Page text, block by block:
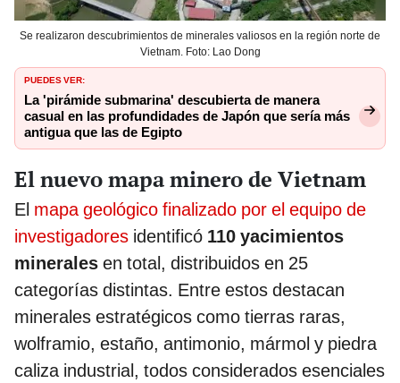
Se realizaron descubrimientos de minerales valiosos en la región norte de
Vietnam. Foto: Lao Dong
PUEDES VER:
La 'pirámide submarina' descubierta de manera
casual en las profundidades de Japón que sería más
antigua que las de Egipto
El nuevo mapa minero de Vietnam
El mapa geológico finalizado por el equipo de
investigadores identificó 110 yacimientos
minerales en total, distribuidos en 25
categorías distintas. Entre estos destacan
minerales estratégicos como tierras raras,
wolframio, estaño, antimonio, mármol y piedra
caliza industrial, todos considerados esenciales